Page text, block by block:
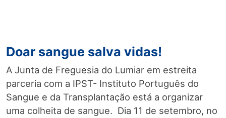
Doar sangue salva vidas!
A Junta de Freguesia do Lumiar em estreita
parceria com a IPST- Instituto Português do
Sangue e da Transplantação está a organizar
uma colheita de sangue. Dia 11 de setembro, no